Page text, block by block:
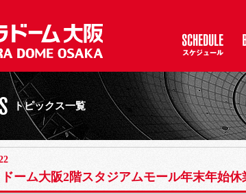
トピックス一覧
ーム大阪2階スタジアムモール年末年始